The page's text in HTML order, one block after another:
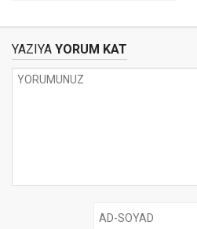
Çöküşü
YAZIYA YORUM KAT